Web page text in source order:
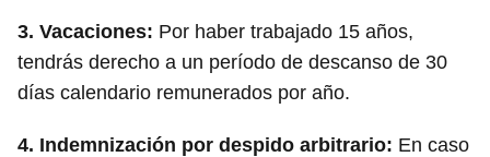
3. Vacaciones: Por haber trabajado 15 años,
tendrás derecho a un período de descanso de 30
días calendario remunerados por año.
4. Indemnización por despido arbitrario: En caso